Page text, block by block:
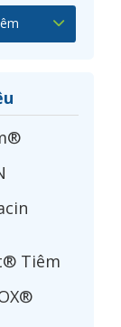
Tiêm